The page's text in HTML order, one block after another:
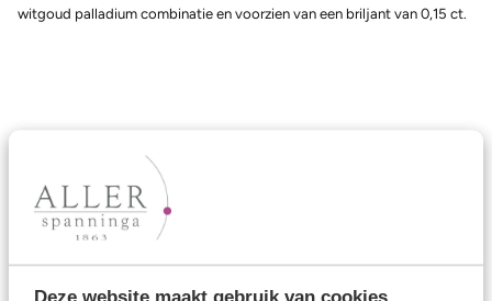
Deze website maakt gebruik van cookies
witgoud palladium combinatie en voorzien van een briljant van 0,15 ct.
Ons aanbod
Trouwringen
Memoireringen